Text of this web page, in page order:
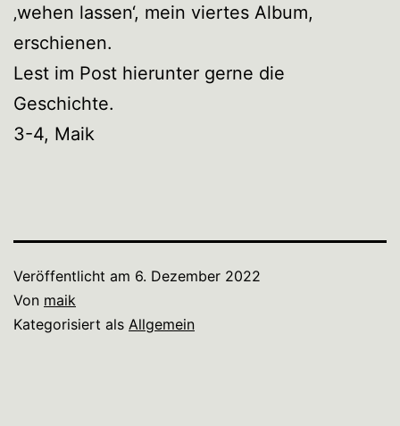
‚wehen lassen‘, mein viertes Album,
erschienen.
Lest im Post hierunter gerne die
Geschichte.
3-4, Maik
Veröffentlicht am 6. Dezember 2022
Von maik
Kategorisiert als Allgemein